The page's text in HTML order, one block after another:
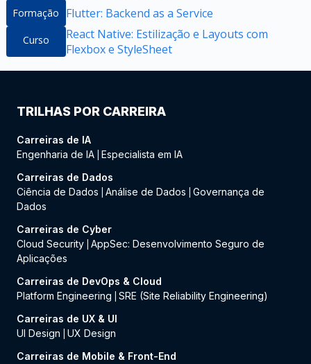
Formação Flutter: Backend as a Service
Curso
React Native: Estilização e Layouts com
Flexbox e StyleSheet
TRILHAS POR CARREIRA
Carreiras de IA
Engenharia de IA Especialista em IA
Carreiras de Dados
Ciência de Dados
Análise de Dados
Governança de
Dados
Carreiras de Cyber
Cloud Security AppSec: Desenvolvimento Seguro de
Aplicações
Carreiras de DevOps & Cloud
Platform Engineering
SRE (Site Reliability Engineering)
Carreiras de UX & UI
UI Design
UX Design
Carreiras de Mobile & Front-End